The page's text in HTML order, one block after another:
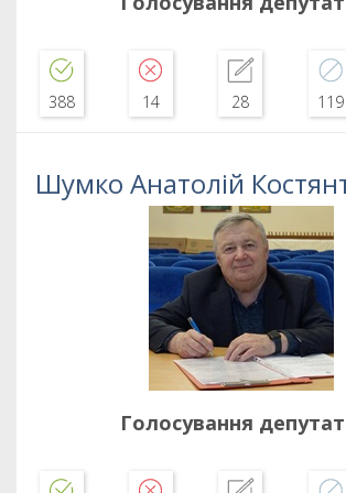
388 14 28 119
Шумко Анатолій
Голосування